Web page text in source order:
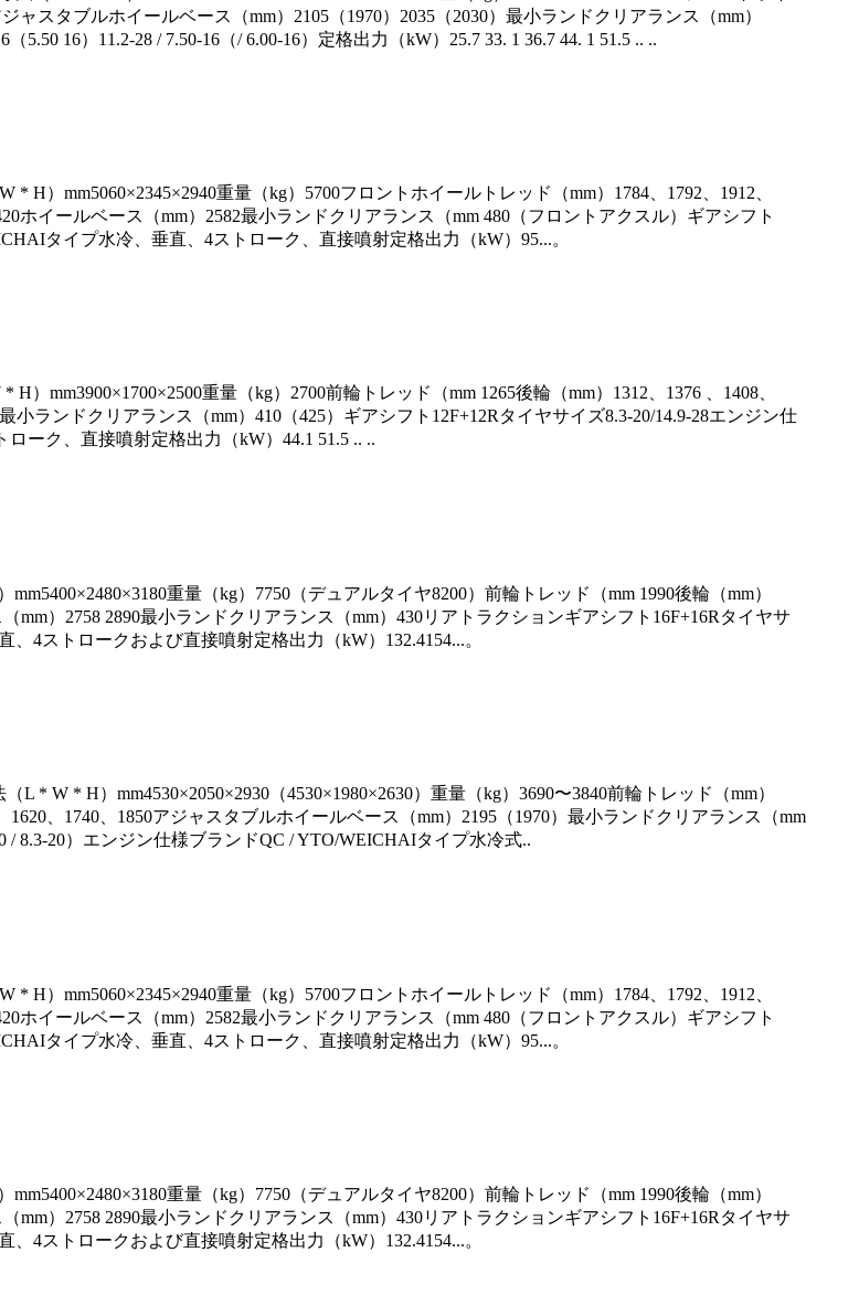
ャスタブルホイールベース（mm）2105（1970）2035（2030）最小ランドクリアランス（mm）
5.50 16）11.2-28 / 7.50-16（/ 6.00-16）定格出力（kW）25.7 33. 1 36.7 44. 1 51.5 .. ..
H）mm5060×2345×2940重量（kg）5700フロントホイールトレッド（mm）1784、1792、1912、
ホイールベース（mm）2582最小ランドクリアランス（mm 480（フロントアクスル）ギアシフト
タイプ水冷、垂直、4ストローク、直接噴射定格出力（kW）95...。
mm3900×1700×2500重量（kg）2700前輪トレッド（mm 1265後輪（mm）1312、1376 、1408、
小ランドクリアランス（mm）410（425）ギアシフト12F+12Rタイヤサイズ8.3-20/14.9-28エンジン仕
ーク、直接噴射定格出力（kW）44.1 51.5 .. ..
重量（kg）7750（デュアルタイヤ8200）前輪トレッド（mm 1990後輪（mm）
mm）2758 2890最小ランドクリアランス（mm）430リアトラクションギアシフト16F+16Rタイヤサ
4ストロークおよび直接噴射定格出力（kW）132.4154...。
* W * H）mm4530×2050×2930（4530×1980×2630）重量（kg）3690〜3840前輪トレッド（mm）
、1740、1850アジャスタブルホイールベース（mm）2195（1970）最小ランドクリアランス（mm
/ 8.3-20）エンジン仕様ブランドQC / YTO/WEICHAIタイプ水冷式..
H）mm5060×2345×2940重量（kg）5700フロントホイールトレッド（mm）1784、1792、1912、
ホイールベース（mm）2582最小ランドクリアランス（mm 480（フロントアクスル）ギアシフト
タイプ水冷、垂直、4ストローク、直接噴射定格出力（kW）95...。
重量（kg）7750（デュアルタイヤ8200）前輪トレッド（mm 1990後輪（mm）
mm）2758 2890最小ランドクリアランス（mm）430リアトラクションギアシフト16F+16Rタイヤサ
4ストロークおよび直接噴射定格出力（kW）132.4154...。